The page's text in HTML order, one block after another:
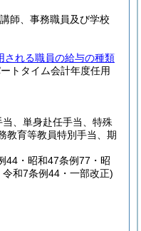
師、事務職員及び学校
される職員の給与の種類
トタイム会計年度任用
、単身赴任手当、特殊
教育等教員特別手当、期
44・昭和47条例77・昭
和7条例44・一部改正)